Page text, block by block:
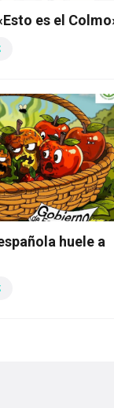
es el
huele a